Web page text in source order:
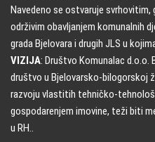
Navedeno se ostvaruje
održivim obavljanjem komunalnih
grada Bjelovara i drugih JLS u
VIZIJA: Društvo Komunalac d.o.o.
društvo u Bjelovarsko-bilogorskoj
razvoju vlastitih tehničko-
gospodarenjem imovine, teži biti
u RH..